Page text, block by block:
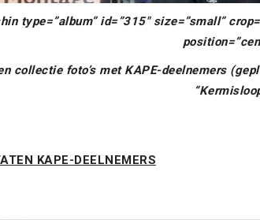
type=”album” id=”315″ size=”small”
collectie foto’s met KAPE-deelnemers
KAPE-DEELNEMERS